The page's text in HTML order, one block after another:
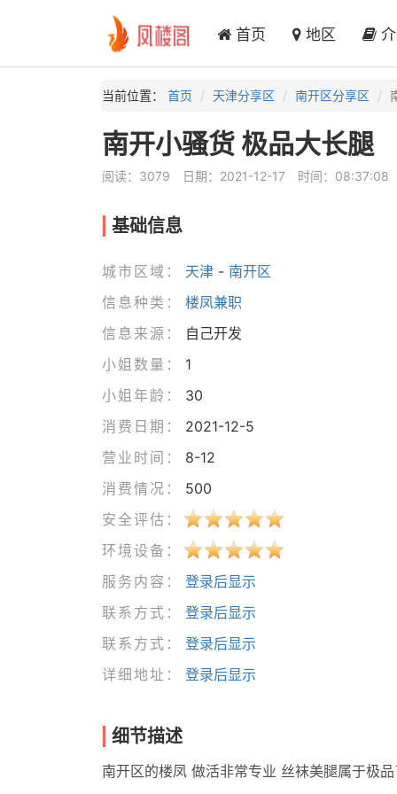
首页 地区 介
当前位置： 首页 天津分享区 南开区分享区
南开小骚货 极品大长腿
阅读：3079 日期：2021-12-17 时间：08:37:08
基础信息
城市区域： 天津- 南开区
信息种类：
楼凤兼职
信息来源：
自己开发
小姐数量：
1
小姐年龄：
30
消费日期：
2021-12-5
营业时间：
8-12
消费情况：
500
安全评估：
环境设备：
服务内容：
登录后显示
联系方式：
登录后显示
联系方式：
登录后显示
详细地址：
登录后显示
细节描述
南开区的楼凤 做活非常专业 丝袜美腿属于极